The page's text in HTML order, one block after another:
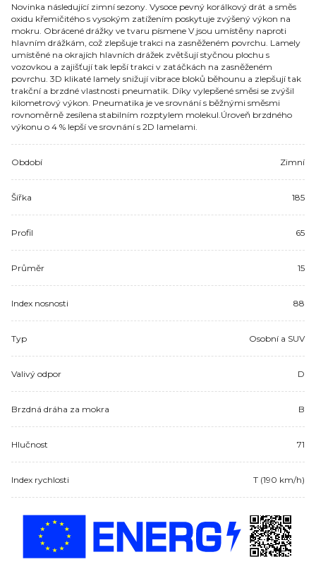
Novinka následující zimní sezony. Vysoce pevný korálkový drát a směs
oxidu křemičitého s vysokým zatížením poskytuje zvýšený výkon na
mokru. Obrácené drážky ve tvaru písmene V jsou umístěny naproti
hlavním drážkám, což zlepšuje trakci na zasněženém povrchu. Lamely
umístěné na okrajích hlavních drážek zvětšují styčnou plochu s
vozovkou a zajišťují tak lepší trakci v zatáčkách na zasněženém
povrchu. 3D klikaté lamely snižují vibrace bloků běhounu a zlepšují tak
trakční a brzdné vlastnosti pneumatik. Díky vylepšené směsi se zvýšil
kilometrový výkon. Pneumatika je ve srovnání s běžnými směsmi
rovnoměrně zesílena stabilním rozptylem molekul.Úroveň brzdného
výkonu o 4 % lepší ve srovnání s 2D lamelami.
Období Zimní
Šířka 185
Profil 65
Průměr 15
Index nosnosti 88
Typ Osobní a SUV
Valivý odpor D
Brzdná dráha za mokra B
Hlučnost 71
Index rychlosti T (190 km/h)